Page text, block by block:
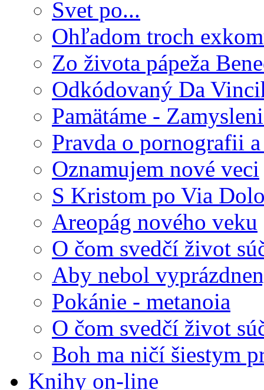
Svet po...
Ohľadom troch
Zo života pápeža
Odkódovaný Da
Pamätáme -
Pravda o pornografii
Oznamujem nové veci
S Kristom po Via
Areopág nového veku
O čom svedčí život
Aby nebol
Pokánie - metanoia
O čom svedčí život
Boh ma ničí šiestym
Knihy on-line